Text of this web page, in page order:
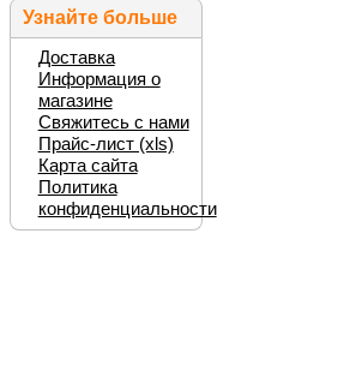
Узнайте больше
Доставка
Информация о
магазине
Свяжитесь с нами
Прайс-лист (xls)
Карта сайта
Политика
конфиденциальности